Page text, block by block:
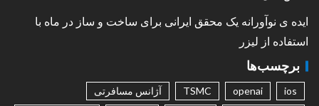
ایده ی نوآورانه یک محقق ایرانی برای ساخت و ساز در ماه با
استفاده از لیزر
برچسب‌ها
ios
openai
TSMC
آژانس مسافرتی